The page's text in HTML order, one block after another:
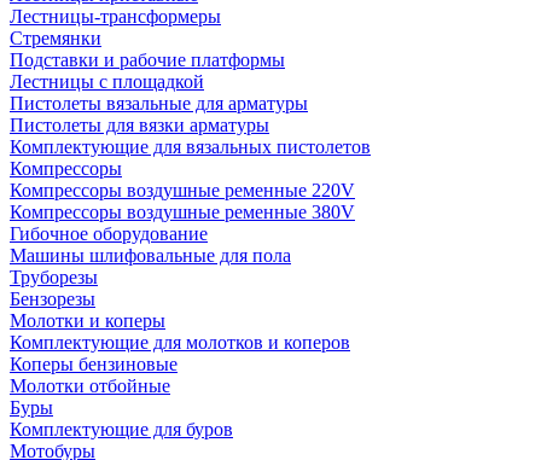
Лестницы-трансформеры
Стремянки
Подставки и рабочие платформы
Лестницы с площадкой
Пистолеты вязальные для арматуры
Пистолеты для вязки арматуры
Комплектующие для вязальных пистолетов
Компрессоры
Компрессоры воздушные ременные 220V
Компрессоры воздушные ременные 380V
Гибочное оборудование
Машины шлифовальные для пола
Труборезы
Бензорезы
Молотки и коперы
Комплектующие для молотков и коперов
Коперы бензиновые
Молотки отбойные
Буры
Комплектующие для буров
Мотобуры